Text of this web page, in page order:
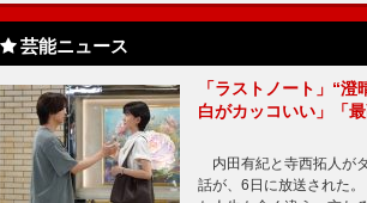
芸能ニュース
「ラストノート」“
白がカッコいい」「
内田有紀と寺西拓人が
話が、6日に放送された